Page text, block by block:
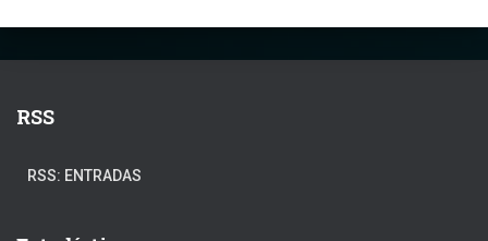
RSS
RSS: ENTRADAS